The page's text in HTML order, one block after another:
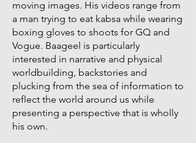
moving images. His videos range from
a man trying to eat kabsa while wearing
boxing gloves to shoots for GQ and
Vogue. Baageel is particularly
interested in narrative and physical
worldbuilding, backstories and
plucking from the sea of information to
reflect the world around us while
presenting a perspective that is wholly
his own.